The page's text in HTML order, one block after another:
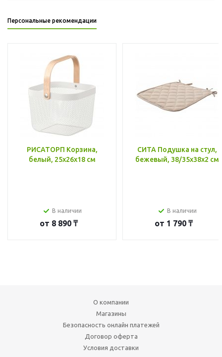
Персональные рекомендации
РИСАТОРП Корзина,
белый, 25x26x18 см
В наличии
от 8 890 ₸
СИТА Подушка на стул,
бежевый, 38/35x38x2 см
В наличии
от 1 790 ₸
О компании
Магазины
Безопасность онлайн платежей
Договор оферта
Условия доставки